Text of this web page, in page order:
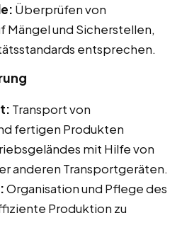
Überprüfen von
Mängel und Sicherstellen,
entsprechen.
Transport von
fertigen Produkten
mit Hilfe von
anderen Transportgeräten.
Organisation und Pflege des
Produktion zu